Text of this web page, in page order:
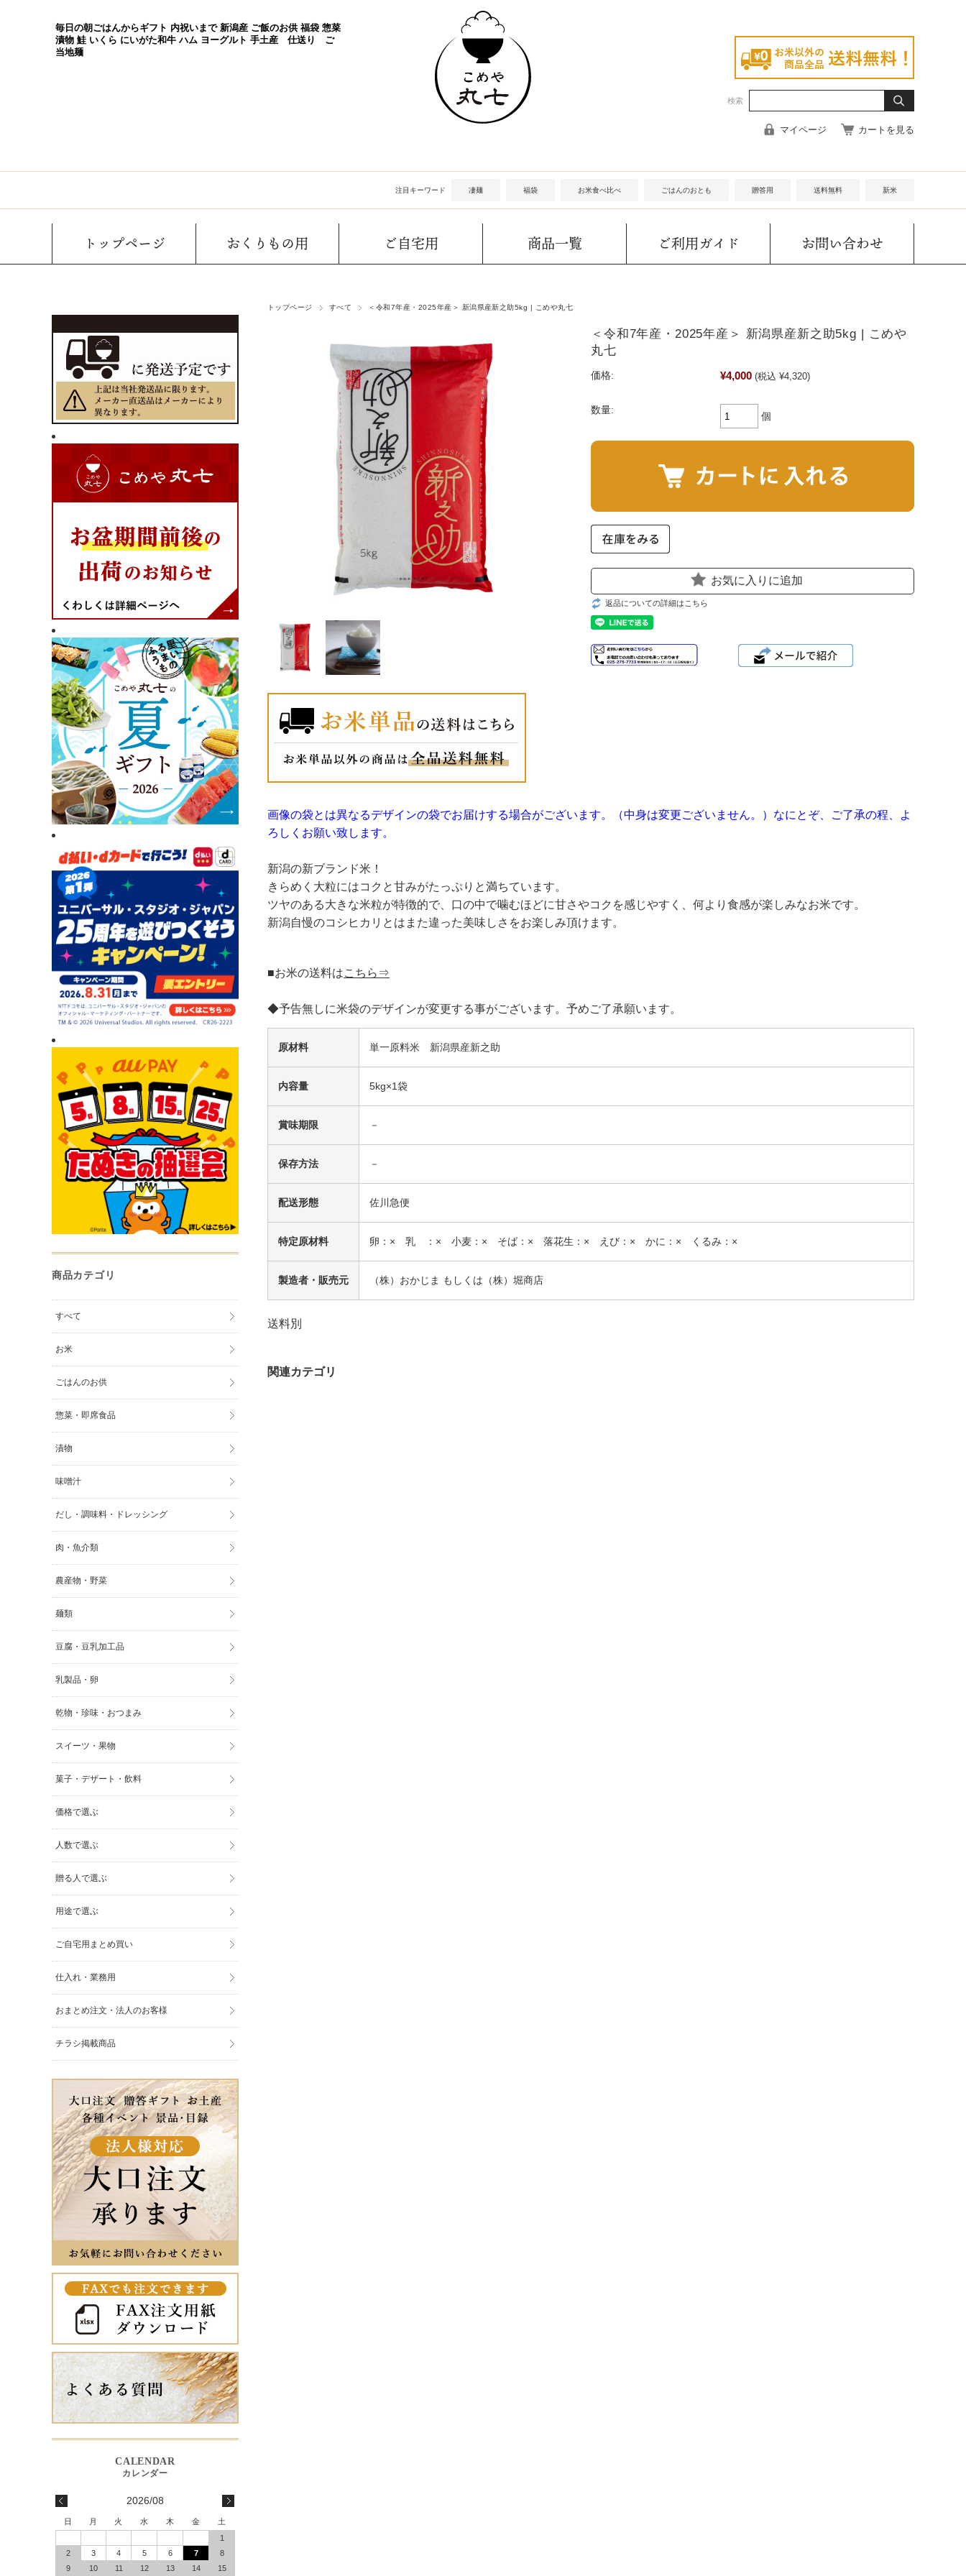
毎日の朝ごはんからギフト 内祝いまで 新潟産 ご飯のお供 福袋 惣菜
漬物 鮭 いくら にいがた和牛 ハム ヨーグルト 手土産 仕送り ご
当地麺
検索
マイページ カートを見る
注目キーワード 凄麺 福袋 お米食べ比べ ごはんのおとも 贈答用 送料無料 新米
トップページ おくりもの用 ご自宅用 商品一覧 ご利用ガイド お問い合わせ
トップページ すべて ＜令和7年産・2025年産＞ 新潟県産新之助5kg | こめや丸七
＜令和7年産・2025年産＞ 新潟県産新之助5kg | こめや
丸七
価格: ¥4,000 (税込 ¥4,320)
数量:
個
お気に入りに追加
返品についての詳細はこちら
画像の袋とは異なるデザインの袋でお届けする場合がございます。（中身は変更ございません。）なにとぞ、ご了承の程、よ
ろしくお願い致します。
新潟の新ブランド米！
きらめく大粒にはコクと甘みがたっぷりと満ちています。
ツヤのある大きな米粒が特徴的で、口の中で噛むほどに甘さやコクを感じやすく、何より食感が楽しみなお米です。
新潟自慢のコシヒカリとはまた違った美味しさをお楽しみ頂けます。
■お米の送料はこちら⇒
◆予告無しに米袋のデザインが変更する事がございます。予めご了承願います。
原材料 単一原料米 新潟県産新之助
内容量 5kg×1袋
賞味期限 －
保存方法 －
配送形態 佐川急便
特定原材料 卵：× 乳 ：× 小麦：× そば：× 落花生：× えび：× かに：× くるみ：×
製造者・販売元 （株）おかじま もしくは（株）堀商店
送料別
商品カテゴリ
すべて
お米
ごはんのお供
惣菜・即席食品
漬物
味噌汁
だし・調味料・ドレッシング
肉・魚介類
農産物・野菜
麺類
豆腐・豆乳加工品
乳製品・卵
乾物・珍味・おつまみ
スイーツ・果物
菓子・デザート・飲料
価格で選ぶ
人数で選ぶ
贈る人で選ぶ
用途で選ぶ
ご自宅用まとめ買い
仕入れ・業務用
おまとめ注文・法人のお客様
チラシ掲載商品
2026/08
日 月 火 水 木 金
土
1
2
3 4 5 6 7
8
9
10 11 12 13 14 15